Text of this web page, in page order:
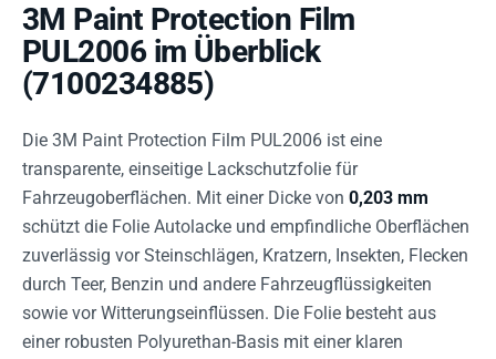
3M Paint Protection Film
PUL2006 im Überblick
(7100234885)
Die 3M Paint Protection Film PUL2006 ist eine
transparente, einseitige Lackschutzfolie für
Fahrzeugoberflächen. Mit einer Dicke von 0,203 mm
schützt die Folie Autolacke und empfindliche Oberflächen
zuverlässig vor Steinschlägen, Kratzern, Insekten, Flecken
durch Teer, Benzin und andere Fahrzeugflüssigkeiten
sowie vor Witterungseinflüssen. Die Folie besteht aus
einer robusten Polyurethan-Basis mit einer klaren